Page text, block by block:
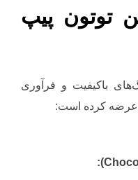
توتون پیپ
باکیفیت و فرآوری
عرضه کرده است: